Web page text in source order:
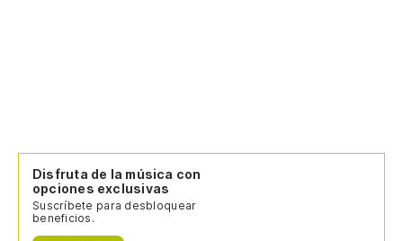
Disfruta de la música con
opciones exclusivas
Suscríbete para desbloquear
beneficios.